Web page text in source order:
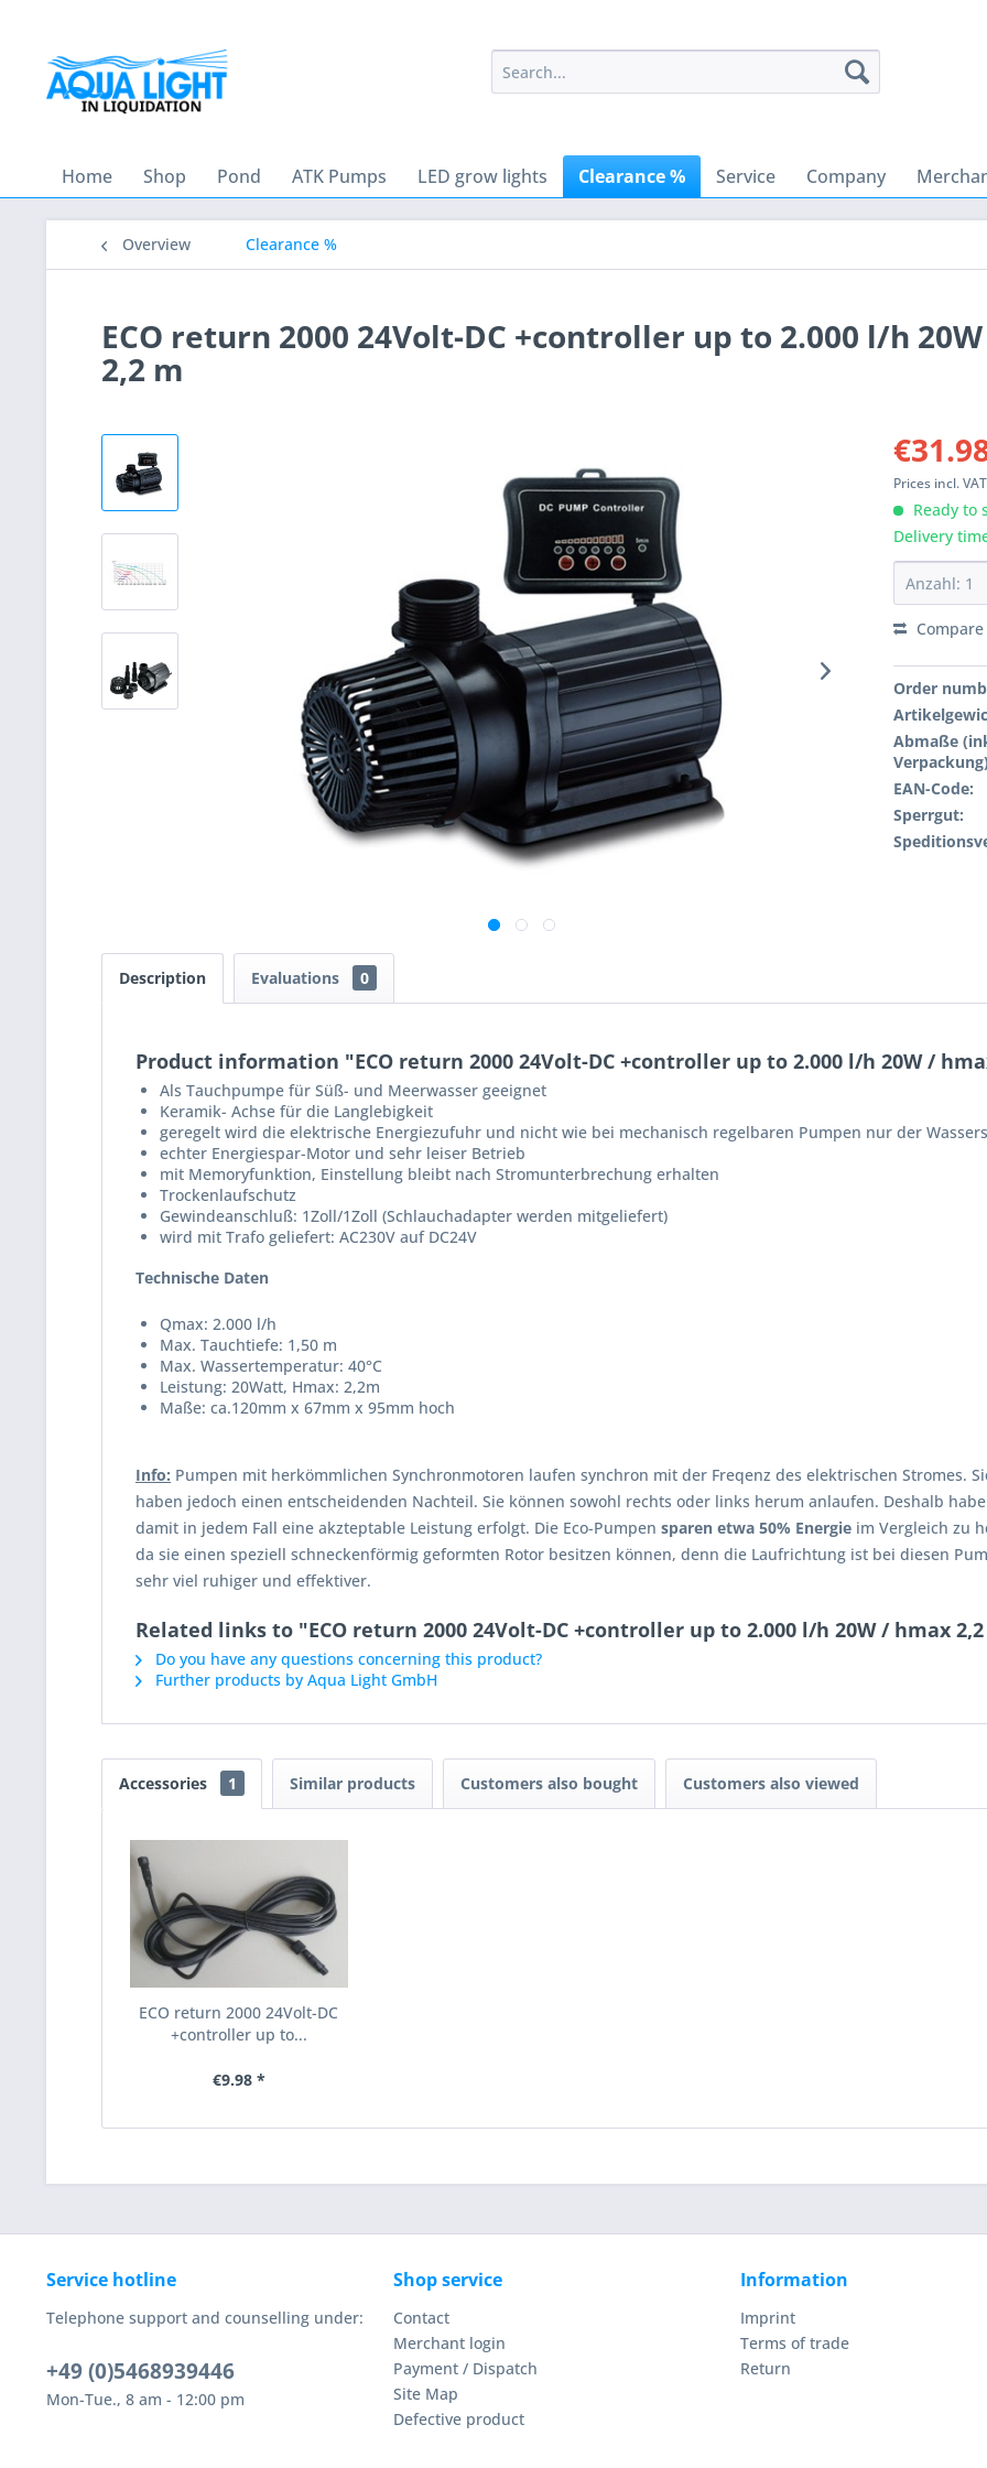
Home Shop Pond ATK Pumps LED grow lights Clearance % Service Company
Overview Clearance %
ECO return 2000 24Volt-DC +controller up to 2.000 l/h
2,2 m
Prices incl.
Ready to
Delivery
Compare
Order
Abmaße
EAN-Code:
Sperrgut:
Description Evaluations 0
Product information "ECO return 2000 24Volt-DC +controller up to 2.000 l/h 20W /
Als Tauchpumpe für Süß- und Meerwasser geeignet
Keramik- Achse für die Langlebigkeit
geregelt wird die elektrische Energiezufuhr und nicht wie bei mechanisch regelbaren Pumpen nur der
echter Energiespar-Motor und sehr leiser Betrieb
mit Memoryfunktion, Einstellung bleibt nach Stromunterbrechung erhalten
Trockenlaufschutz
Gewindeanschluß: 1Zoll/1Zoll (Schlauchadapter werden mitgeliefert)
wird mit Trafo geliefert: AC230V auf DC24V
Technische Daten
Qmax: 2.000 l/h
Max. Tauchtiefe: 1,50 m
Max. Wassertemperatur: 40°C
Leistung: 20Watt, Hmax: 2,2m
Maße: ca.120mm x 67mm x 95mm hoch
Info: Pumpen mit herkömmlichen Synchronmotoren laufen synchron mit der Freqenz des elektrischen Stromes.
haben jedoch einen entscheidenden Nachteil. Sie können sowohl rechts oder links herum anlaufen. Deshalb
damit in jedem Fall eine akzteptable Leistung erfolgt. Die Eco-Pumpen sparen etwa 50% Energie im Vergleich zu
da sie einen speziell schneckenförmig geformten Rotor besitzen können, denn die Laufrichtung ist bei diesen
sehr viel ruhiger und effektiver.
Related links to "ECO return 2000 24Volt-DC +controller up to 2.000 l/h 20W / hmax
Do you have any questions concerning this product?
Further products by Aqua Light GmbH
Accessories 1 Similar products Customers also bought Customers also viewed
ECO return 2000 24Volt-DC
+controller up to...
€9.98 *
Service hotline
Telephone support and counselling under:
+49 (0)5468939446
Mon-Tue., 8 am - 12:00 pm
Shop service
Contact
Merchant login
Payment / Dispatch
Site Map
Defective product
Information
Imprint
Terms of trade
Return